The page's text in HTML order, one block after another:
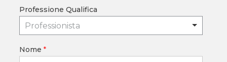
Professione Qualifica
Professionista
Nome *